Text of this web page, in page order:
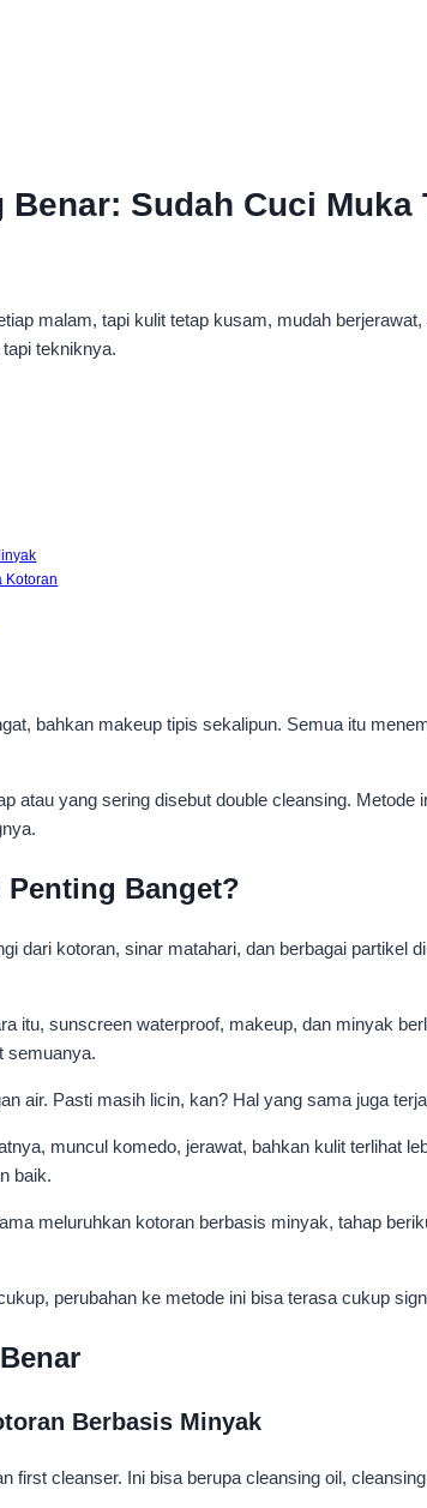
Sudah Cuci Muka
malam, tapi kulit tetap kusam, mudah
tekniknya.
Kotoran
bahkan makeup tipis sekalipun. Semua itu
atau yang sering disebut double cleansing.
Penting Banget?
dari kotoran, sinar matahari, dan berbagai
itu, sunscreen waterproof, makeup, dan minyak
semuanya.
air. Pasti masih licin, kan? Hal yang sama juga
muncul komedo, jerawat, bahkan kulit terlihat
baik.
meluruhkan kotoran berbasis minyak, tahap
perubahan ke metode ini bisa terasa cukup
Berbasis Minyak
cleanser. Ini bisa berupa cleansing oil,